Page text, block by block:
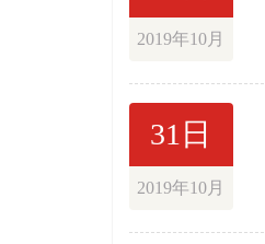
2019年10月
31日
2019年10月